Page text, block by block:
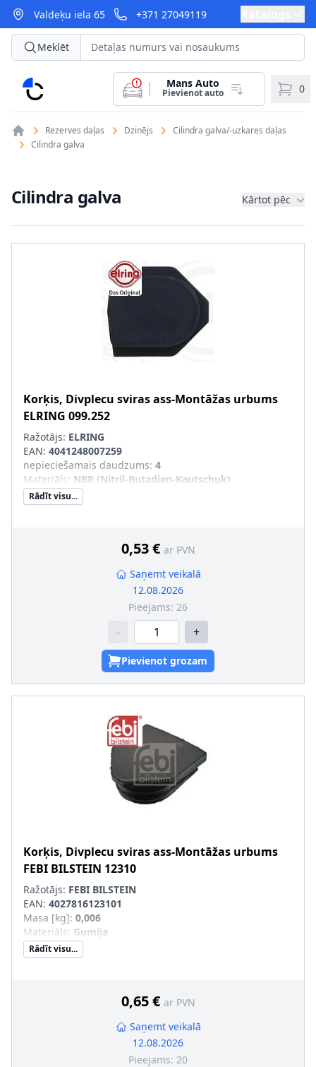
Valdeķu iela 65 +371 27049119
CarParts
Meklēt
Mans Auto
Pievienot auto 0
Rezerves daļas Dzinējs
Cilindra galva/-uzkares daļas
Cilindra galva
Cilindra galva Kārtot pēc
Korķis, Divplecu sviras ass-Montāžas urbums
ELRING 099.252
Ražotājs: ELRING
EAN: 4041248007259
nepieciešamais daudzums: 4
Materiāls: NBR (Nitril-Butadien-Kautschuk)
Rādīt visu...
0,53 € ar PVN
Saņemt veikalā
12.08.2026
Pieejams: 26
- +
Pievienot grozam
Korķis, Divplecu sviras ass-Montāžas urbums
FEBI BILSTEIN 12310
Ražotājs: FEBI BILSTEIN
EAN: 4027816123101
Masa [kg]: 0,006
Materiāls: Gumija
Rādīt visu...
0,65 € ar PVN
Saņemt veikalā
12.08.2026
Pieejams: 20